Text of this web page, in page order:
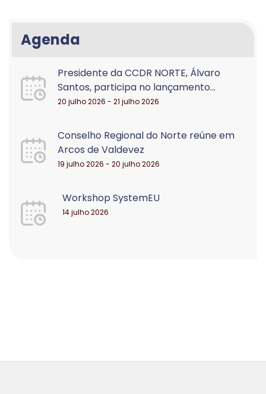
Agenda
Presidente da CCDR NORTE, Álvaro
Santos, participa no lançamento...
20 julho 2026 - 21 julho 2026
Conselho Regional do Norte reúne em
Arcos de Valdevez
19 julho 2026 - 20 julho 2026
Workshop SystemEU
14 julho 2026